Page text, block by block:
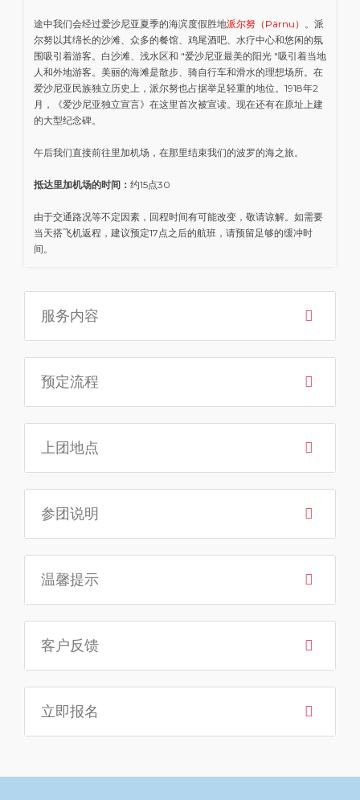
途中我们会经过爱沙尼亚夏季的海滨度假胜地派尔努（Pärnu） 。派
尔努以其绵长的沙滩、众多的餐馆、鸡尾酒吧、水疗中心和悠闲的氛
围吸引着游客。白沙滩、浅水区和 "爱沙尼亚最美的阳光 "吸引着当地
人和外地游客。美丽的海滩是散步、骑自行车和滑水的理想场所。在
爱沙尼亚民族独立历史上，派尔努也占据举足轻重的地位。1918年2
月，《爱沙尼亚独立宣言》在这里首次被宣读。现在还有在原址上建
的大型纪念碑。
午后我们直接前往里加机场，在那里结束我们的波罗的海之旅。
抵达里加机场的时间： 约15点30
由于交通路况等不定因素，回程时间有可能改变，敬请谅解。如需要
当天搭飞机返程，建议预定17点之后的航班，请预留足够的缓冲时
间。
服务内容
预定流程
上团地点
参团说明
温馨提示
客户反馈
立即报名